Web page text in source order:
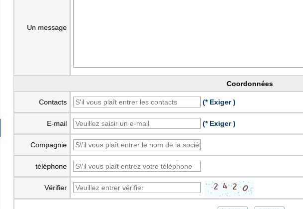
Un message
Coordonnées
Contacts (* Exiger )
E-mail (* Exiger )
Compagnie
téléphone
Vérifier